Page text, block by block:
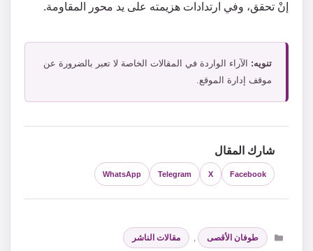
إنْ تحقق، وفي ارتدادات هزيمته على يد محور المقاومة.
تنويه: الآراء الواردة في المقالات الخاصة لا تعبر بالضرورة عن
موقف إدارة الموقع.
شارك المقال
Facebook
X
Telegram
WhatsApp
التصنيفات
طوفان الأقصى ,
مقالات الناشر